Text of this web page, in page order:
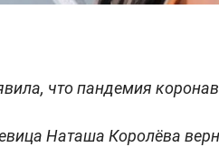
что пандемия
Наташа Королёва